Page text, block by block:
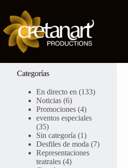
contenido
Categorías
En directo en (133)
Noticias (6)
Promociones (4)
eventos especiales
(35)
Sin categoría (1)
Desfiles de moda (7)
Representaciones
teatrales (4)